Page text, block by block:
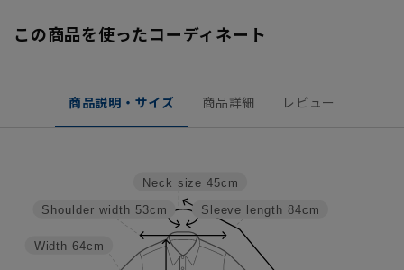
この商品を使ったコーディネート
商品説明・サイズ 商品詳細 レビュー
Sleeve length 84cm
Neck size 45cm
Width 64cm
Shoulder width 53cm